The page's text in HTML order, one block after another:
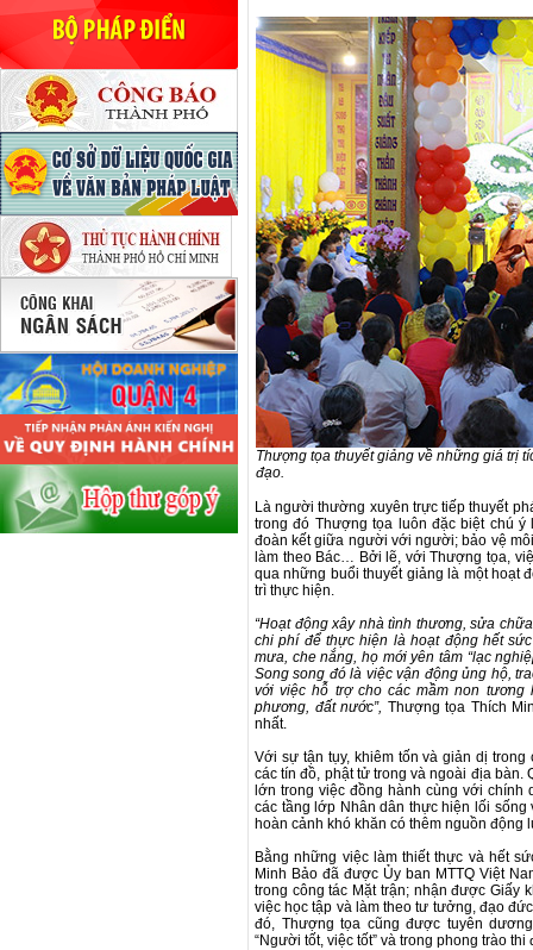
Thượng tọa thuyết giảng về những giá trị
đạo.
Là người thường xuyên trực tiếp thuyết
trong đó Thượng tọa luôn đặc biệt chú
đoàn kết giữa người với người; bảo vệ
làm theo Bác… Bởi lẽ, với Thượng tọa,
qua những buổi thuyết giảng là một hoạt
trì thực hiện.
“Hoạt động xây nhà tình thương, sửa
chi phí để thực hiện là hoạt động hết
mưa, che nắng, họ mới yên tâm “lạc
Song song đó là việc vận động ủng hộ,
với việc hỗ trợ cho các mầm non
phương, đất nước”, Thượng tọa Thích
nhất.
Với sự tận tụy, khiêm tốn và giản dị
các tín đồ, phật tử trong và ngoài địa
lớn trong việc đồng hành cùng với chính
các tầng lớp Nhân dân thực hiện lối sống
hoàn cảnh khó khăn có thêm nguồn động
Bằng những việc làm thiết thực và hết
Minh Bảo đã được Ủy ban MTTQ Việt
trong công tác Mặt trận; nhận được Giấy
việc học tập và làm theo tư tưởng, đạo
đó, Thượng tọa cũng được tuyên
“Người tốt, việc tốt” và trong phong trào thi